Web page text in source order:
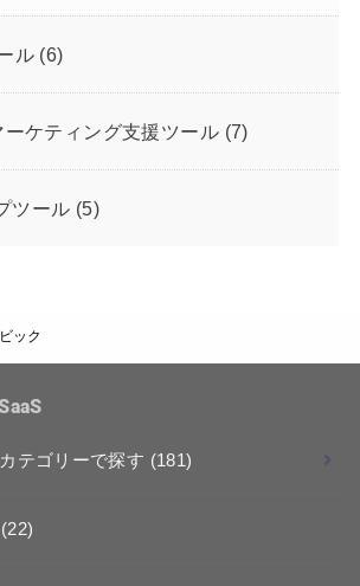
ル (6)
ケティング支援ツール (7)
ツール (5)
ック
テゴリーで探す (181)
(22)